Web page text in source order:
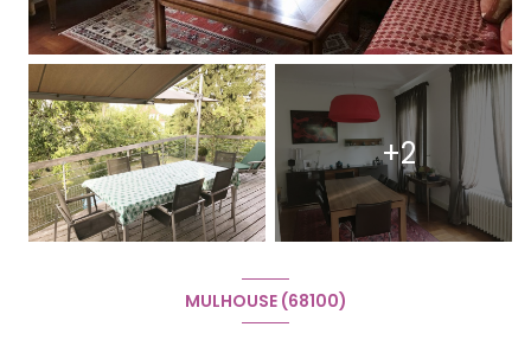
+2
MULHOUSE (68100)